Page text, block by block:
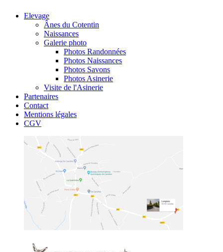
Elevage
Ânes du Cotentin
Naissances
Galerie photo
Photos Randonnées
Photos Naissances
Photos Savons
Photos Asinerie
Visite de l'Asinerie
Partenaires
Contact
Mentions légales
CGV